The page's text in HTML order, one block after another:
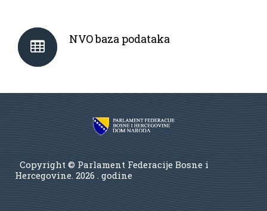
NVO baza podataka
Copyright © Parlament Federacije Bosne i
Hercegovine. 2026 . godine